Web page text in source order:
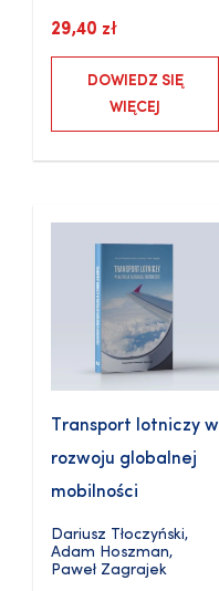
29,40 zł
DOWIEDZ SIĘ
WIĘCEJ
Transport lotniczy w
rozwoju globalnej
mobilności
Dariusz Tłoczyński,
Adam Hoszman,
Paweł Zagrajek